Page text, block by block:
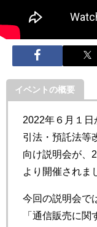
イベントの概要
2022年６月１日
引法・預託法等
向け説明会が、
より開催されま
今回の説明会で
「通信販売に関